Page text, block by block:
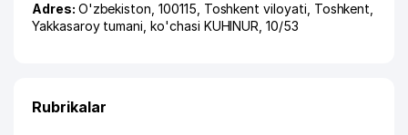
Adres: O'zbekiston, 100115, Toshkent viloyati Toshkent
Yakkasaroy tumani ,ko'chasi KUHINUR , 10/53
Rubrikalar